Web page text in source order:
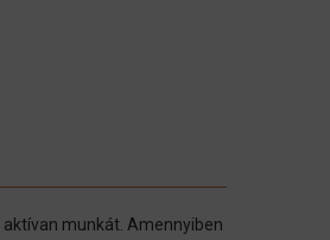
aktívan munkát. Amennyiben